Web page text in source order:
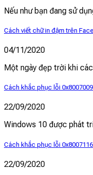
Nếu như bạn đang sử
Cách viết chữ in đậm trên
04/11/2020
Một ngày đẹp trời khi
Cách khắc phục lỗi
22/09/2020
Windows 10 được phát
Cách khắc phục lỗi
22/09/2020